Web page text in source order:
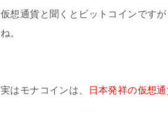
仮想通貨と聞くとビットコインです
ね。
実はモナコインは、 日本発祥の仮想